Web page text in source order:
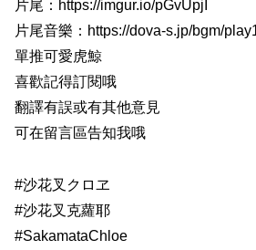
片尾：https://imgur.io/pGvUpjI
片尾音樂：https://dova-s.jp/bgm/
單推可愛虎鯨
喜歡記得訂閱哦
翻譯有誤或有其他意見
可在留言區告知我哦
#沙花叉クロヱ
#沙花叉克蘿耶
#SakamataChloe